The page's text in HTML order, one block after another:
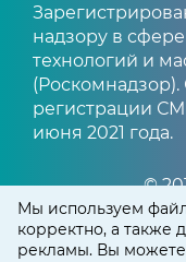
Мы используем
корректно, а также
рекламы. Вы можете
надзору в
технологий и
(Роскомнадзор).
регистрации
июня 2021 года.
©